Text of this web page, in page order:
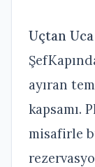
Uçtan
ayıran
kapsamı.
misafirle